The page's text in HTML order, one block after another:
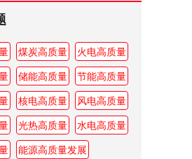
煤炭高质量
火电高质量
储能高质量
节能高质量
核电高质量
风电高质量
光热高质量
水电高质量
能源高质量发展